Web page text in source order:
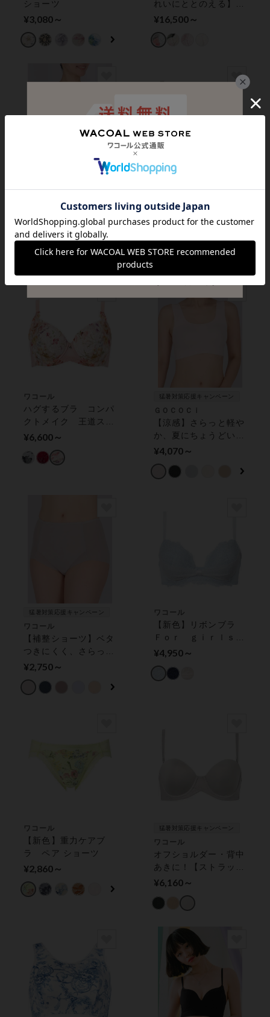
ショーツ
¥3,080～
れいにととのえる】パ
ーソナルフィットプラ
（３／４カップ）
¥16,500～
【綿混 汗取りパッ
ド】薄い、軽い、涼し
い キャミソール
¥4,290～
【新色】リボンブラ
脇すっきり ３／４カ
ップブラ
¥8,140～
ワコール
ハグするブラ コンパ
クトメイク 王道スイ
ートなデザイン フル
¥6,600～
猛暑対策応援キャンペーン
ＧＯＣＯＣｉ
【涼感】さらっと軽や
か、夏にちょうどいい
１枚 ハーフトップ
¥4,070～
猛暑対策応援キャンペーン
ワコール
【補整ショーツ】ベタ
つきにくく、さらっと
快適 ショーツ
¥2,750～
ワコール
【新色】リボンブラ
Ｆｏｒ ｇｉｒｌｓ
若い世代の体型特徴を
ップブラ
¥4,950～
ワコール
【新色】重力ケアブ
ラ ペア ショーツ
¥2,860～
猛暑対策応援キャンペーン
ワコール
オフショルダー・背中
あきに！【ストラップ
レス】 １／２カップ
¥6,160～